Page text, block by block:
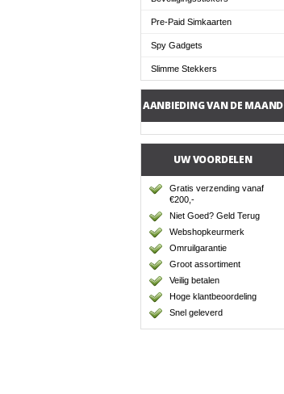
Pre-Paid Simkaarten
Spy Gadgets
Slimme Stekkers
AANBIEDING VAN DE MAAND
UW VOORDELEN
Gratis verzending vanaf
€200,-
Niet Goed? Geld Terug
Webshopkeurmerk
Omruilgarantie
Groot assortiment
Veilig betalen
Hoge klantbeoordeling
Snel geleverd